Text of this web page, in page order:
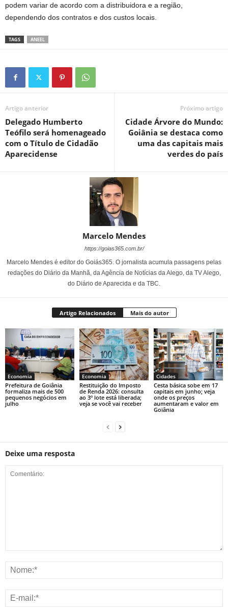
podem variar de acordo com a distribuidora e a região,
dependendo dos contratos e dos custos locais.
TAGS ANEEL
Artigo anterior
Delegado Humberto
Teófilo será homenageado
com o Título de Cidadão
Aparecidense
Próximo artigo
Cidade Árvore do Mundo:
Goiânia se destaca como
uma das capitais mais
verdes do país
Marcelo Mendes
https://goias365.com.br/
Marcelo Mendes é editor do Goiás365. O jornalista acumula passagens pelas
redações do Diário da Manhã, da Agência de Notícias da Alego, da TV Alego,
do Diário de Aparecida e da TBC.
Artigo Relacionados Mais do autor
Economia
Prefeitura de Goiânia
formaliza mais de 500
pequenos negócios em
julho
Economia
Restituição do Imposto
de Renda 2026: consulta
ao 3º lote está liberada;
veja se você vai receber
Cidades
Cesta básica sobe em 17
capitais em junho; veja
onde os preços
aumentaram e valor em
Goiânia
Deixe uma resposta